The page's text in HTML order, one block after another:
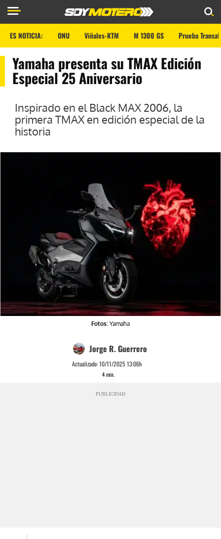
ES NOTICIA: ONU Viñales-KTM M 1300 GS Prueba
Yamaha presenta su TMAX Edición
Especial 25 Aniversario
Inspirado en el Black MAX 2006, la
primera TMAX en edición especial de la
historia
Fotos: Yamaha
Jorge R. Guerrero
Actualizado:10/11/2025 13:06h
4min.
PUBLICIDAD